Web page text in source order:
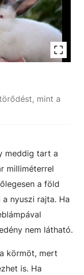
mint a
meddig tart a
milliméterrel
a föld
nyuszi rajta. Ha
nem látható.
körmöt, mert
is. Ha